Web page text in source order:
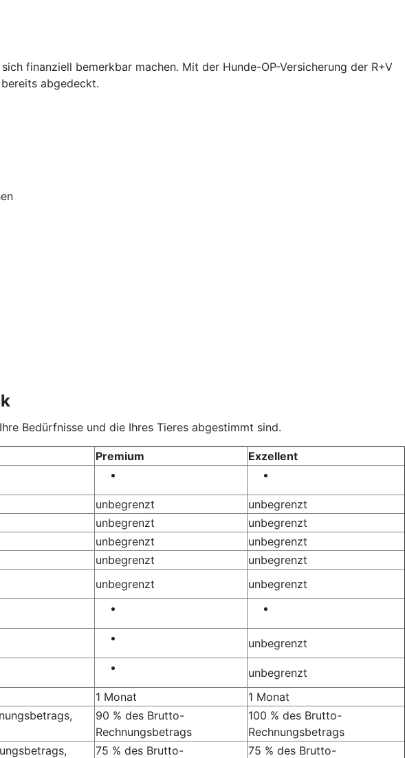
finanziell bemerkbar machen. Mit der Hunde-OP-Versicherung der R+V
abgedeckt.
Bedürfnisse und die Ihres Tieres abgestimmt sind.
Premium
Exzellent
unbegrenzt
unbegrenzt
unbegrenzt
unbegrenzt
unbegrenzt
unbegrenzt
unbegrenzt
unbegrenzt
unbegrenzt unbegrenzt
unbegrenzt
unbegrenzt
1 Monat
1 Monat
90 % des Brutto-
Rechnungsbetrags
100 % des Brutto-
Rechnungsbetrags
75 % des Brutto-
75 % des Brutto-